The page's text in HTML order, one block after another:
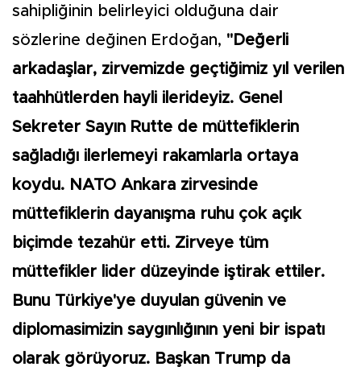
sahipliğinin belirleyici olduğuna dair
sözlerine değinen Erdoğan, "Değerli
arkadaşlar, zirvemizde geçtiğimiz yıl verilen
taahhütlerden hayli ilerideyiz. Genel
Sekreter Sayın Rutte de müttefiklerin
sağladığı ilerlemeyi rakamlarla ortaya
koydu. NATO Ankara zirvesinde
müttefiklerin dayanışma ruhu çok açık
biçimde tezahür etti. Zirveye tüm
müttefikler lider düzeyinde iştirak ettiler.
Bunu Türkiye'ye duyulan güvenin ve
diplomasimizin saygınlığının yeni bir ispatı
olarak görüyoruz. Başkan Trump da